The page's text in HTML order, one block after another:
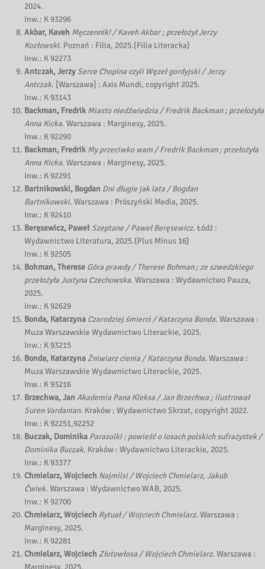
2024.
Inw.: K 93296
Akbar, Kaveh Męczennik! / Kaveh Akbar ; przełożył Jerzy
Kozłowski. Poznań : Filia, 2025.(Filia Literacka)
Inw.: K 92273
Antczak, Jerzy Serce Chopina czyli Węzeł gordyjski / Jerzy
Antczak. [Warszawa] : Axis Mundi, copyright 2025.
Inw.: K 93143
Backman, Fredrik Miasto niedźwiedzia / Fredrik Backman ; przełożyła
Anna Kicka.Warszawa : Marginesy, 2025.
Inw.: K 92290
Backman, Fredrik My przeciwko wam / Fredrik Backman ; przełożyła
Anna Kicka.Warszawa : Marginesy, 2025.
Inw.: K 92291
Bartnikowski, Bogdan Dni długie jak lata / Bogdan
Bartnikowski.Warszawa : Prószyński Media, 2025.
Inw.: K 92410
Beręsewicz, Paweł Szeptane / Paweł Beręsewicz.Łódź :
Wydawnictwo Literatura, 2025.(Plus Minus 16)
Inw.: K 92505
Bohman, Therese Góra prawdy / Therese Bohman ; ze szwedzkiego
przełożyła Justyna Czechowska.Warszawa : Wydawnictwo Pauza,
2025.
Inw.: K 92629
Bonda, Katarzyna Czarodziej śmierci / Katarzyna Bonda.Warszawa :
Muza Warszawskie Wydawnictwo Literackie, 2025.
Inw.: K 93215
Bonda, Katarzyna Żniwiarz cienia / Katarzyna Bonda.Warszawa :
Muza Warszawskie Wydawnictwo Literackie, 2025.
Inw.: K 93216
Brzechwa, JanAkademia Pana Kleksa / Jan Brzechwa ; ilustrował
Suren Vardanian. Kraków : Wydawnictwo Skrzat, copyright 2022.
Inw.: K 92251,92252
Buczak, Dominika Parasolki : powieść o losach polskich sufrażystek /
Dominika Buczak. Kraków : Wydawnictwo Literackie, 2025.
Inw.: K 93377
Chmielarz, Wojciech Najmilsi / Wojciech Chmielarz, Jakub
Ćwiek.Warszawa : Wydawnictwo WAB, 2025.
Inw.: K 92700
Chmielarz, Wojciech Rytuał / Wojciech Chmielarz.Warszawa :
Marginesy, 2025.
Inw.: K 92281
Chmielarz, Wojciech Złotowłosa / Wojciech Chmielarz.Warszawa :
Marginesy, 2025.